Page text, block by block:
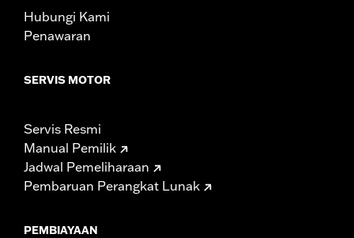
Hubungi Kami
Penawaran
SERVIS MOTOR
Servis Resmi
Manual Pemilik
Jadwal Pemeliharaan
Pembaruan Perangkat Lunak
PEMBIAYAAN